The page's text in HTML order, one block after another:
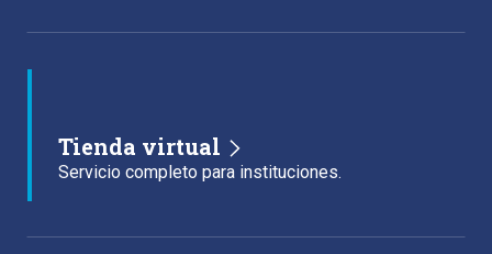
Tienda virtual
Servicio completo para instituciones.